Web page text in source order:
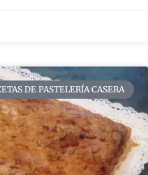
DE PASTELERÍA CASERA